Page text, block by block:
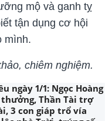
mộ và ganh tỵ
tận dụng cơ hội
mình.
chiêm nghiệm.
ngày 1/1: Ngọc Hoàng
Thần Tài trợ
3 con giáp trổ vía